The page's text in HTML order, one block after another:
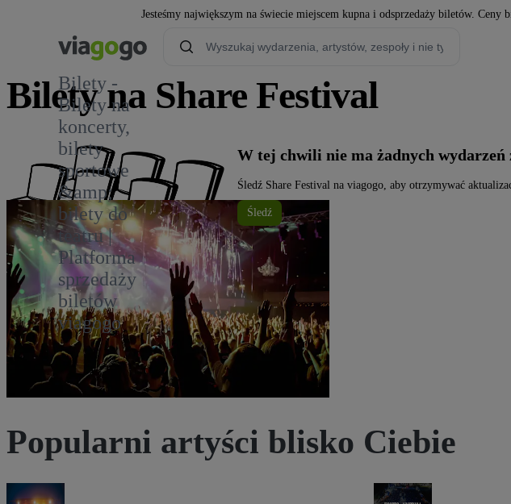
Jesteśmy największym na świecie miejscem kupna i odsprzedaży biletów.
Bilety -
Bilety na
koncerty,
bilety
sportowe
&amp;
bilety do
teatru |
Platforma
sprzedaży
biletów
viagogo
Bilety na Share Festival
W tej chwili nie ma żadnych wydarzeń
Śledź Share Festival na viagogo, aby otrzymywać
Śledź
Popularni artyści blisko Ciebie